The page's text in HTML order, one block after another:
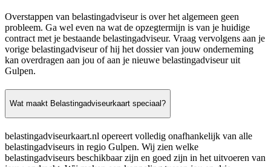
Overstappen van belastingadviseur is over het algemeen geen
probleem. Ga wel even na wat de opzegtermijn is van je huidige
contract met je bestaande belastingadviseur. Vraag vervolgens aan je
vorige belastingadviseur of hij het dossier van jouw onderneming
kan overdragen aan jou of aan je nieuwe belastingadviseur uit
Gulpen.
Wat maakt Belastingadviseurkaart speciaal?
belastingadviseurkaart.nl opereert volledig onafhankelijk van alle
belastingadviseurs in regio Gulpen. Wij zien welke
belastingadviseurs beschikbaar zijn en goed zijn in het uitvoeren van